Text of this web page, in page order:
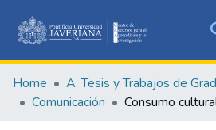
&
Home A. Tesis y Trabajos de
Comunicación